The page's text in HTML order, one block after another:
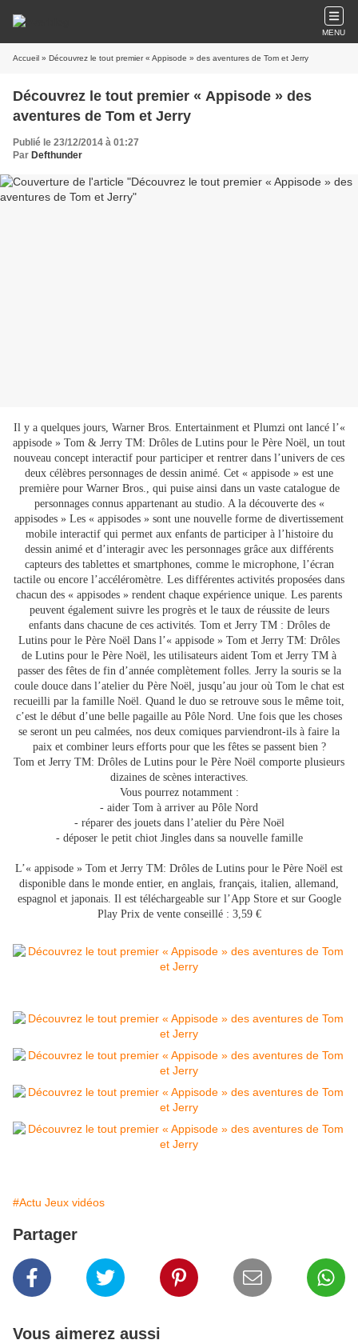
MENU
Accueil
Découvrez le tout premier « Appisode » des
Publié le 23/12/2014 à 01:27
Par Defthunder
Il y a quelques jours, Warner Bros. Entertainment et Plumzi ont lancé l’«
appisode » Tom & Jerry TM: Drôles de Lutins pour le Père Noël, un tout
nouveau concept interactif pour participer et rentrer dans l’univers de ces
deux célèbres personnages de dessin animé. Cet « appisode » est une
première pour Warner Bros., qui puise ainsi dans un vaste catalogue de
personnages connus appartenant au studio. A la découverte des «
appisodes » Les « appisodes » sont une nouvelle forme de divertissement
mobile interactif qui permet aux enfants de participer à l’histoire du
dessin animé et d’interagir avec les personnages grâce aux différents
capteurs des tablettes et smartphones, comme le microphone, l’écran
tactile ou encore l’accéléromètre. Les différentes activités proposées dans
chacun des « appisodes » rendent chaque expérience unique. Les parents
peuvent également suivre les progrès et le taux de réussite de leurs
enfants dans chacune de ces activités. Tom et Jerry TM : Drôles de
Lutins pour le Père Noël Dans l’« appisode » Tom et Jerry TM: Drôles
de Lutins pour le Père Noël, les utilisateurs aident Tom et Jerry TM à
passer des fêtes de fin d’année complètement folles. Jerry la souris se la
coule douce dans l’atelier du Père Noël, jusqu’au jour où Tom le chat est
recueilli par la famille Noël. Quand le duo se retrouve sous le même toit,
c’est le début d’une belle pagaille au Pôle Nord. Une fois que les choses
se seront un peu calmées, nos deux comiques parviendront-ils à faire la
paix et combiner leurs efforts pour que les fêtes se passent bien ?
Tom et Jerry TM: Drôles de Lutins pour le Père Noël comporte plusieurs
dizaines de scènes interactives.
Vous pourrez notamment :
- aider Tom à arriver au Pôle Nord
- réparer des jouets dans l’atelier du Père Noël
- déposer le petit chiot Jingles dans sa nouvelle famille
L’« appisode » Tom et Jerry TM: Drôles de Lutins pour le Père Noël est
disponible dans le monde entier, en anglais, français, italien, allemand,
espagnol et japonais. Il est téléchargeable sur l’App Store et sur Google
Play Prix de vente conseillé : 3,59 €
#Actu Jeux vidéos
Partager
Vous aimerez aussi